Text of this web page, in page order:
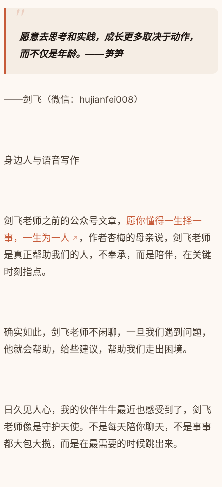
愿意去思考和实践，成长更多取决于动作，
而不仅是年龄。 ——笋笋
——剑飞（微信：hujianfei008）
身边人与语音写作
剑飞老师之前的公众号文章， 愿你懂得一生择一
事，一生为一人
，作者杏梅的母亲说，剑飞老师
是真正帮助我们的人，不奉承，而是陪伴，在关键
时刻指点。
确实如此，剑飞老师不闲聊，一旦我们遇到问题，
他就会帮助，给些建议，帮助我们走出困境。
日久见人心，我的伙伴牛牛最近也感受到了，剑飞
老师像是守护天使。不是每天陪你聊天，不是事事
都大包大揽，而是在最需要的时候跳出来。